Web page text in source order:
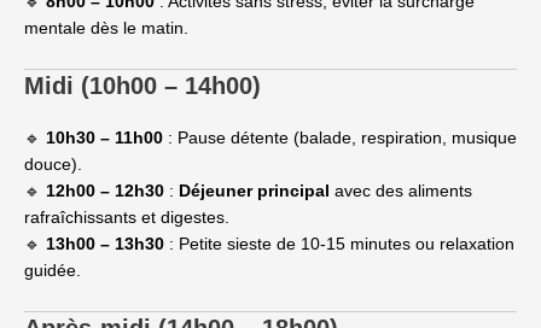
mentale dès le matin.
Midi (10h00 – 14h00)
🔹 10h30 – 11h00 : Pause détente (balade, respiration, musique
douce).
🔹 12h00 – 12h30 : Déjeuner principal avec des aliments
rafraîchissants et digestes.
🔹 13h00 – 13h30 : Petite sieste de 10-15 minutes ou relaxation
guidée.